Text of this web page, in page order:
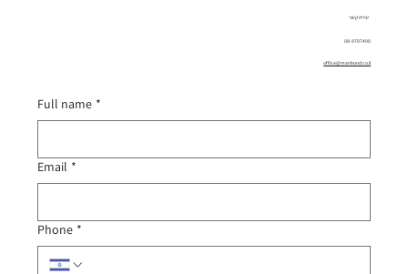
Full name *
Email *
Phone *
יצירת קשר
08-9797490
office@manbond.co.il